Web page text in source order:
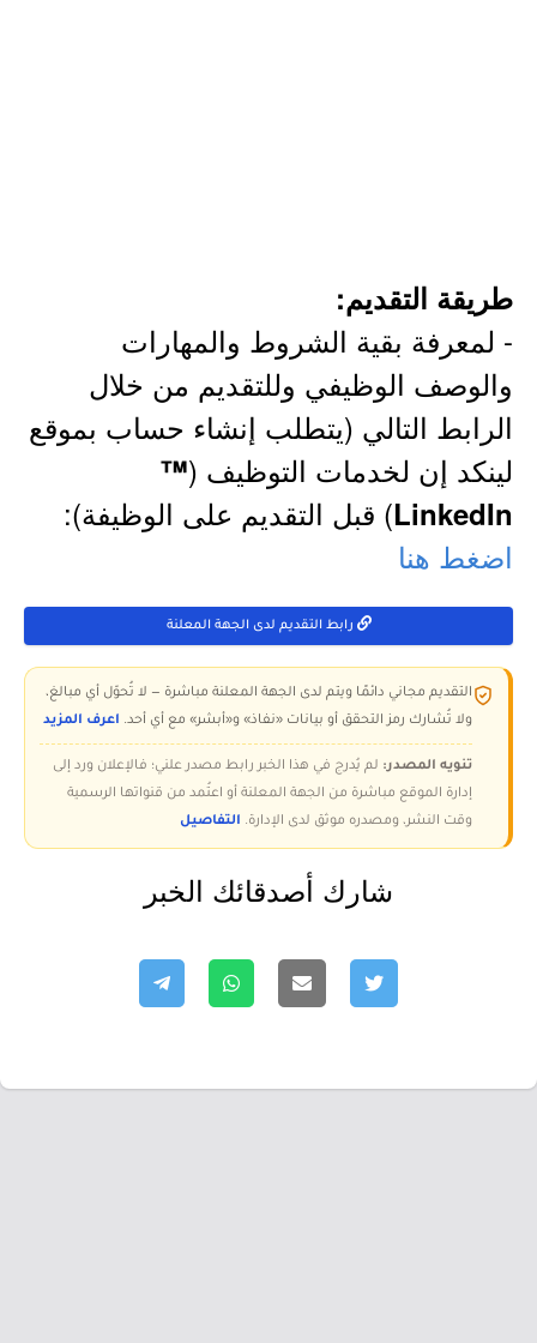
طريقة التقديم:
- لمعرفة بقية الشروط والمهارات
والوصف الوظيفي وللتقديم من خلال
الرابط التالي (يتطلب إنشاء حساب بموقع
لينكد إن لخدمات التوظيف (™
LinkedIn) قبل التقديم على الوظيفة):
اضغط هنا
رابط التقديم لدى الجهة المعلنة
التقديم مجاني دائمًا ويتم لدى الجهة المعلنة مباشرة — لا تُحوّل أي مبالغ،
ولا تُشارك رمز التحقق أو بيانات «نفاذ» و«أبشر» مع أي أحد. اعرف المزيد
تنويه المصدر: لم يُدرج في هذا الخبر رابط مصدر علني؛ فالإعلان ورد إلى
إدارة الموقع مباشرة من الجهة المعلنة أو اعتُمد من قنواتها الرسمية
وقت النشر، ومصدره موثق لدى الإدارة. التفاصيل
شارك أصدقائك الخبر